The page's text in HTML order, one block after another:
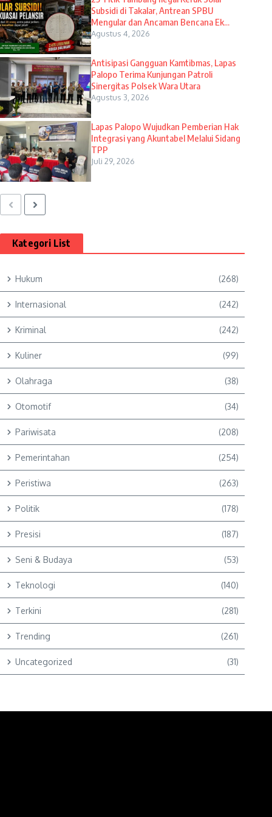
Subsidi di Takalar, Antrean SPBU
Mengular dan Ancaman Bencana Ek...
Agustus 4, 2026
Antisipasi Gangguan Kamtibmas, Lapas
Palopo Terima Kunjungan Patroli
Sinergitas Polsek Wara Utara
Agustus 3, 2026
Lapas Palopo Wujudkan Pemberian Hak
Integrasi yang Akuntabel Melalui Sidang
TPP
Juli 29, 2026
Kategori List
Hukum (268)
Internasional (242)
Kriminal (242)
Kuliner (99)
Olahraga (38)
Otomotif (34)
Pariwisata (208)
Pemerintahan (254)
Peristiwa (263)
Politik (178)
Presisi (187)
Seni & Budaya (53)
Teknologi (140)
Terkini (281)
Trending (261)
Uncategorized (31)